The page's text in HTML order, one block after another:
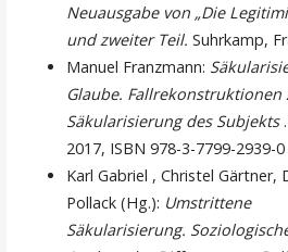
Neuausgabe von „Die
und zweiter Teil. Suhrkamp,
Manuel Franzmann:
Glaube.
Säkularisierung des Subjekts.
2017, ISBN 978-3-7799-2939-0
Karl Gabriel , Christel Gärtner,
Pollack (Hg.): Umstrittene
Säkularisierung.